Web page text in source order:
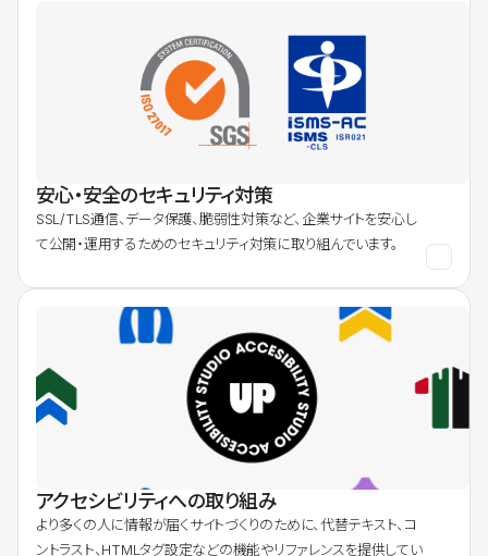
安心・安全のセキュリティ対策
SSL/TLS通信、データ保護、脆弱性対策など、企業サイトを安心し
て公開・運用するためのセキュリティ対策に取り組んでいます。
アクセシビリティへの取り組み
より多くの人に情報が届くサイトづくりのために、代替テキスト、コ
ントラスト、HTMLタグ設定などの機能やリファレンスを提供してい